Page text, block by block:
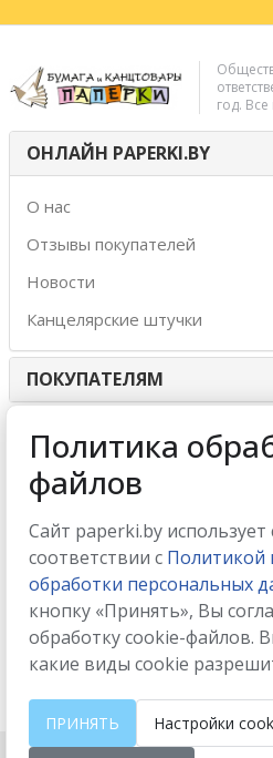
год.
ОНЛАЙН PAPERKI.BY
О нас
Отзывы покупателей
Новости
Канцелярские штучки
ПОКУПАТЕЛЯМ
ИНТЕРНЕТ-МАГАЗИН
МЫ ПРИНИМАЕМ
МЫ В СОЦСЕТЯХ
Политика
файлов
Сайт paperki.by
соответствии с Политикой
обработки персональных
кнопку «Принять», Вы
обработку cookie-файлов.
какие виды cookie
ПРИНЯТЬ Настройки